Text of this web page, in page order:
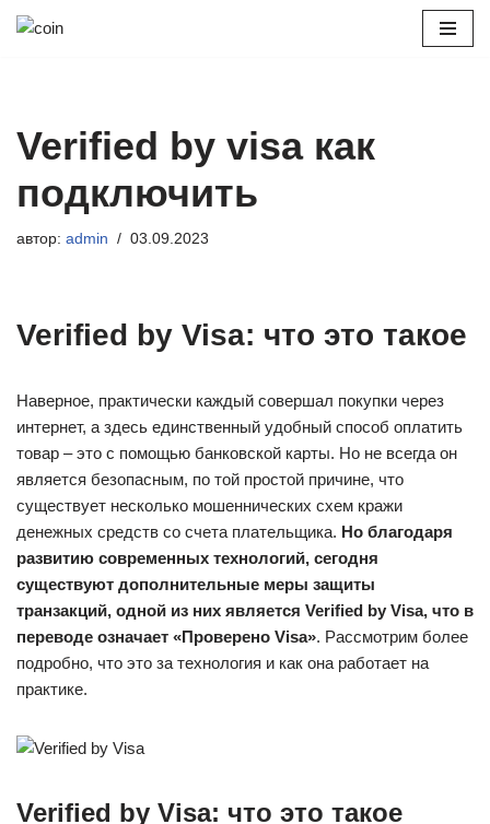
Verified by visa как
подключить
автор: admin 03.09.2023
Verified by Visa: что это такое
Наверное, практически каждый совершал покупки через
интернет, а здесь единственный удобный способ оплатить
товар – это с помощью банковской карты. Но не всегда он
является безопасным, по той простой причине, что
существует несколько мошеннических схем кражи
денежных средств со счета плательщика. Но благодаря
развитию современных технологий, сегодня
существуют дополнительные меры защиты
транзакций, одной из них является Verified by Visa, что в
переводе означает «Проверено Visa». Рассмотрим более
подробно, что это за технология и как она работает на
практике.
Verified by Visa: что это такое